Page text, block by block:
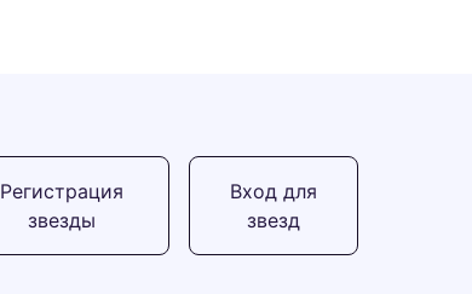
Регистрация
звезды
Вход для
звезд